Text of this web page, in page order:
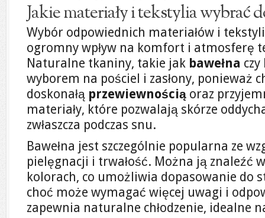
Jakie materiały i tekstylia wybrać
Wybór odpowiednich materiałów i
ogromny wpływ na komfort i atmosferę
Naturalne tkaniny, takie jak bawełna czy
wyborem na pościel i zasłony, ponieważ
doskonałą przewiewnością oraz
materiały, które pozwalają skórze
zwłaszcza podczas snu.
Bawełna jest szczególnie popularna ze
pielęgnacji i trwałość. Można ją znaleźć
kolorach, co umożliwia dopasowanie do
choć może wymagać więcej uwagi i
zapewnia naturalne chłodzenie, idealne